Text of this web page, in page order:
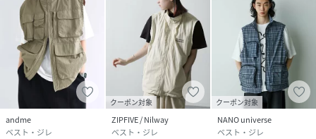
andme
ベスト・ジレ
クーポン対象
ZIPFIVE / Nilway
ベスト・ジレ
クーポン対象
NANO universe
ベスト・ジレ